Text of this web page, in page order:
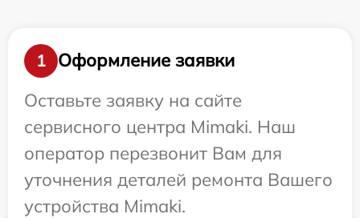
1
Оформление заявки
Оставьте заявку на сайте
сервисного центра Mimaki. Наш
оператор перезвонит Вам для
уточнения деталей ремонта Вашего
устройства Mimaki.